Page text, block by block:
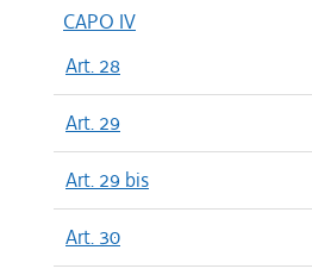
CAPO IV
Art. 28
Art. 29
Art. 29 bis
Art. 30